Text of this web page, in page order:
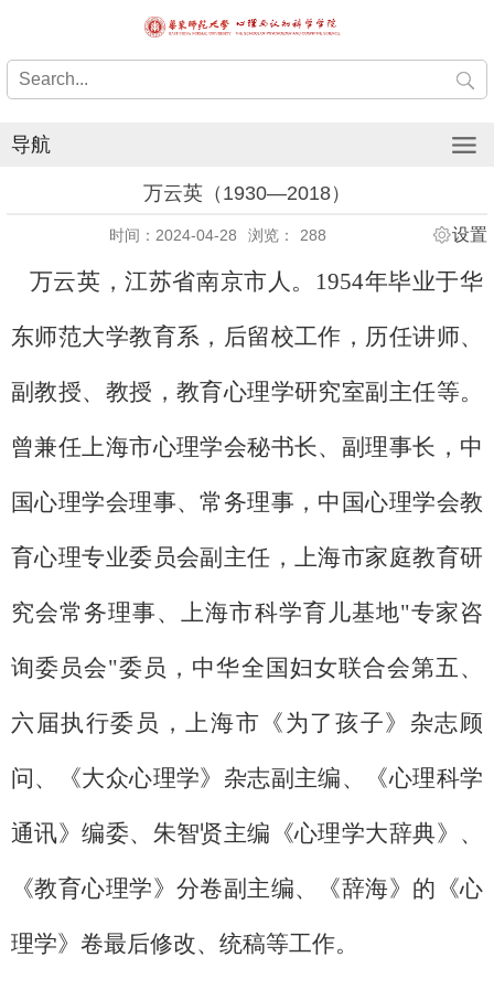
导航
万云英（1930—2018）
时间：2024-04-28 浏览： 288 设置
万云英，江苏省南京市人。1954年毕业于华
东师范大学教育系，后留校工作，历任讲师、
副教授、教授，教育心理学研究室副主任等。
曾兼任上海市心理学会秘书长、副理事长，中
国心理学会理事、常务理事，中国心理学会教
育心理专业委员会副主任，上海市家庭教育研
究会常务理事、上海市科学育儿基地"专家咨
询委员会"委员，中华全国妇女联合会第五、
六届执行委员，上海市《为了孩子》杂志顾
问、《大众心理学》杂志副主编、《心理科学
通讯》编委、朱智贤主编《心理学大辞典》、
《教育心理学》分卷副主编、《辞海》的《心
理学》卷最后修改、统稿等工作。